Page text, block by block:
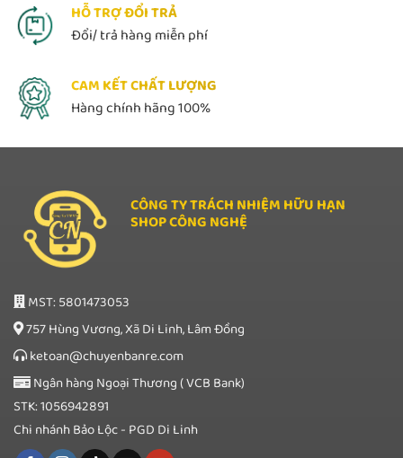
HỖ TRỢ ĐỔI TRẢ
Đổi/ trả hàng miễn phí
CAM KẾT CHẤT LƯỢNG
Hàng chính hãng 100%
CÔNG TY TRÁCH NHIỆM HỮU HẠN
SHOP CÔNG NGHỆ
MST: 5801473053
757 Hùng Vương, Xã Di Linh, Lâm Đồng
ketoan@chuyenbanre.com
Ngân hàng Ngoại Thương ( VCB Bank)
STK: 1056942891
Chi nhánh Bảo Lộc - PGD Di Linh